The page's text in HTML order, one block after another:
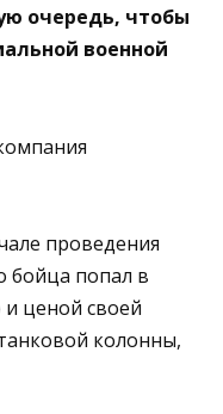
очередь, чтобы
военной
проведения
бойца попал в
и ценой своей
колонны,